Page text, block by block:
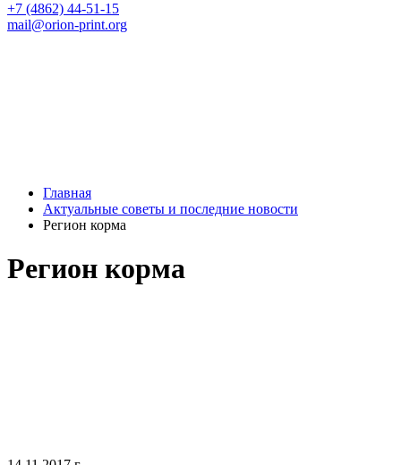
+7 (4862) 44-51-15
mail@orion-print.org
Главная
Актуальные советы и последние новости
Регион корма
Регион корма